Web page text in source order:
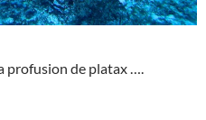
profusion de platax ….